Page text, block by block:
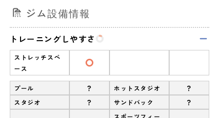
ジム設備情報
トレーニングしやすさ
ストレッチスペ
ース
プール ? ホットスタジオ ?
スタジオ ? サンドバック ?
スポーツフィー